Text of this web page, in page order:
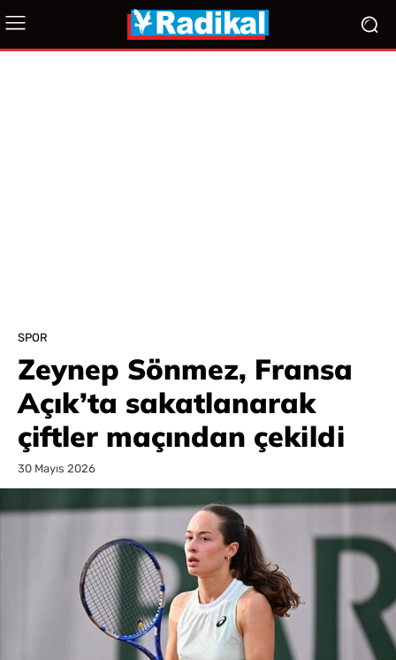
SPOR
Zeynep Sönmez, Fransa
Açık’ta sakatlanarak
çiftler maçından çekildi
30 Mayıs 2026